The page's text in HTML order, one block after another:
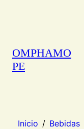
OMPHAMO
PE
Inicio / Bebidas